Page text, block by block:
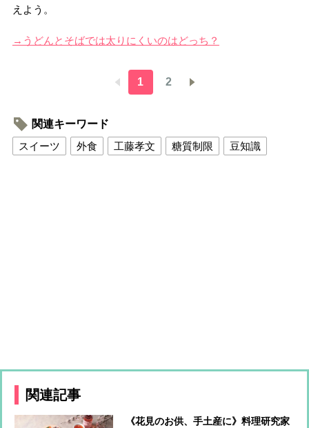
えよう。
→うどんとそばでは太りにくいのはどっち？
1 2
関連キーワード
スイーツ
外食 工藤孝文 糖質制限 豆知識
関連記事
《花見のお供、手土産に》料理研究家